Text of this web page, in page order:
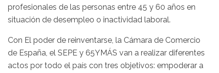
profesionales de las personas entre 45 y 60 años en
situación de desempleo o inactividad laboral.
Con El poder de reinventarse, la Cámara de Comercio
de España, el SEPE y 65YMÁS van a realizar diferentes
actos por todo el país con tres objetivos: empoderar a